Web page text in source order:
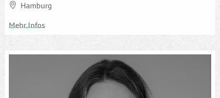
Hamburg
Mehr Infos